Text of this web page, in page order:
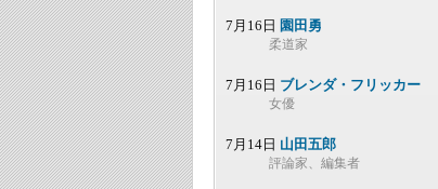
7月16日 園田勇
柔道家
7月16日 ブレンダ・フリッカー
女優
7月14日 山田五郎
評論家、編集者